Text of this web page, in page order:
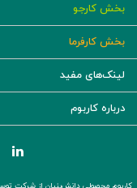
بخش کارجو
بخش کارفرما
لینک‌های مفید
درباره کاربوم
کاربوم محصولی دانش‌بنیان از شرکت